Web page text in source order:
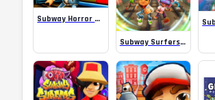
Subway Horror Chapter 1
Subway Surfers Classic